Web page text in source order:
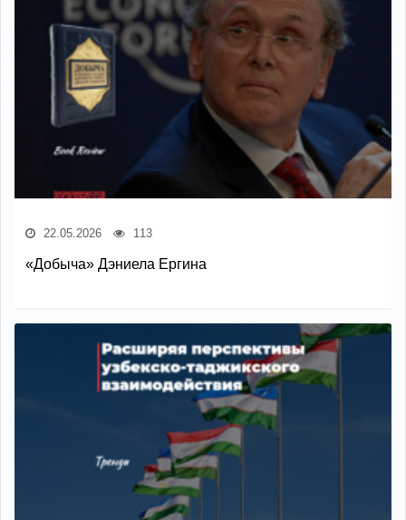
22.05.2026 113
«Добыча» Дэниела Ергина